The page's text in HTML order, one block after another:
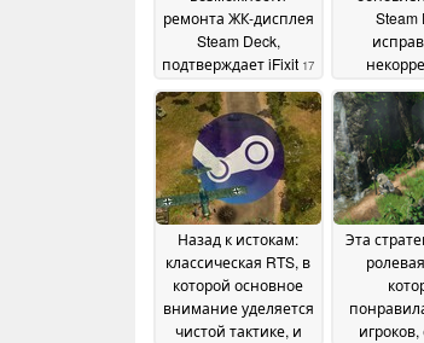
ремонта ЖК-дисплея
Steam Deck,
подтверждает iFixit 17
July 2026
Steam
частоты
Remote
изменения
Назад к истокам:
классическая RTS, в
которой основное
внимание уделяется
чистой тактике, и
Эта